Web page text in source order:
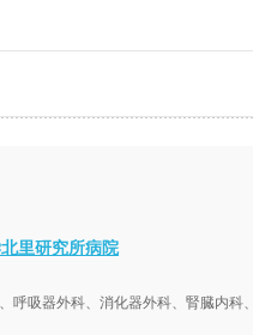
里研究所病院
呼吸器外科、消化器外科、腎臓内